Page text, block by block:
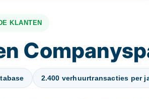
KLANTEN
2.400 verhuurtransacties per